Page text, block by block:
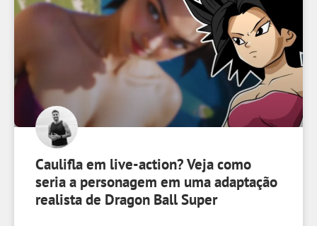
Caulifla em live-action? Veja como
seria a personagem em uma adaptação
realista de Dragon Ball Super